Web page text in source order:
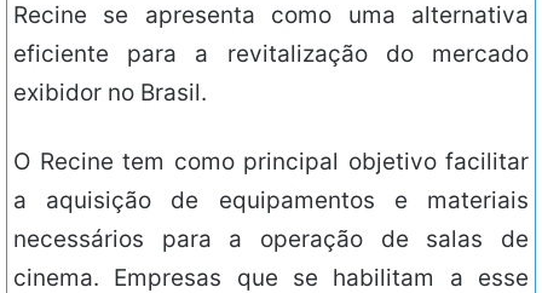
Recine se apresenta como uma alternativa
eficiente para a revitalização do mercado
exibidor no Brasil.
O Recine tem como principal objetivo facilitar
a aquisição de equipamentos e materiais
necessários para a operação de salas de
cinema. Empresas que se habilitam a esse